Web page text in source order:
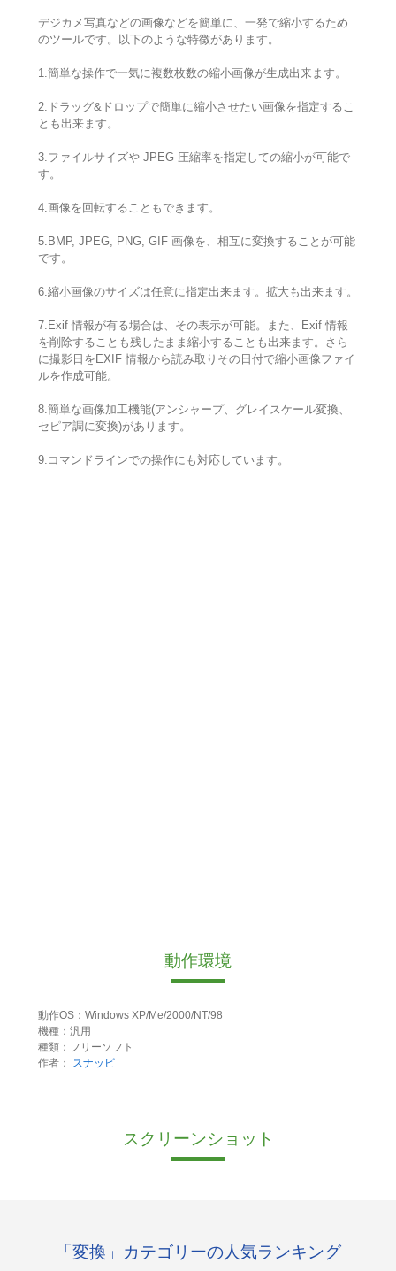
デジカメ写真などの画像などを簡単に、一発で縮小するため
のツールです。以下のような特徴があります。
1.簡単な操作で一気に複数枚数の縮小画像が生成出来ます。
2.ドラッグ&ドロップで簡単に縮小させたい画像を指定するこ
とも出来ます。
3.ファイルサイズや JPEG 圧縮率を指定しての縮小が可能で
す。
4.画像を回転することもできます。
5.BMP, JPEG, PNG, GIF 画像を、相互に変換することが可能
です。
6.縮小画像のサイズは任意に指定出来ます。拡大も出来ます。
7.Exif 情報が有る場合は、その表示が可能。また、Exif 情報
を削除することも残したまま縮小することも出来ます。さら
に撮影日をEXIF 情報から読み取りその日付で縮小画像ファイ
ルを作成可能。
8.簡単な画像加工機能(アンシャープ、グレイスケール変換、
セピア調に変換)があります。
9.コマンドラインでの操作にも対応しています。
動作環境
動作OS：Windows XP/Me/2000/NT/98
機種：汎用
種類：フリーソフト
作者：
スナッピ
スクリーンショット
「変換」カテゴリーの人気ランキング